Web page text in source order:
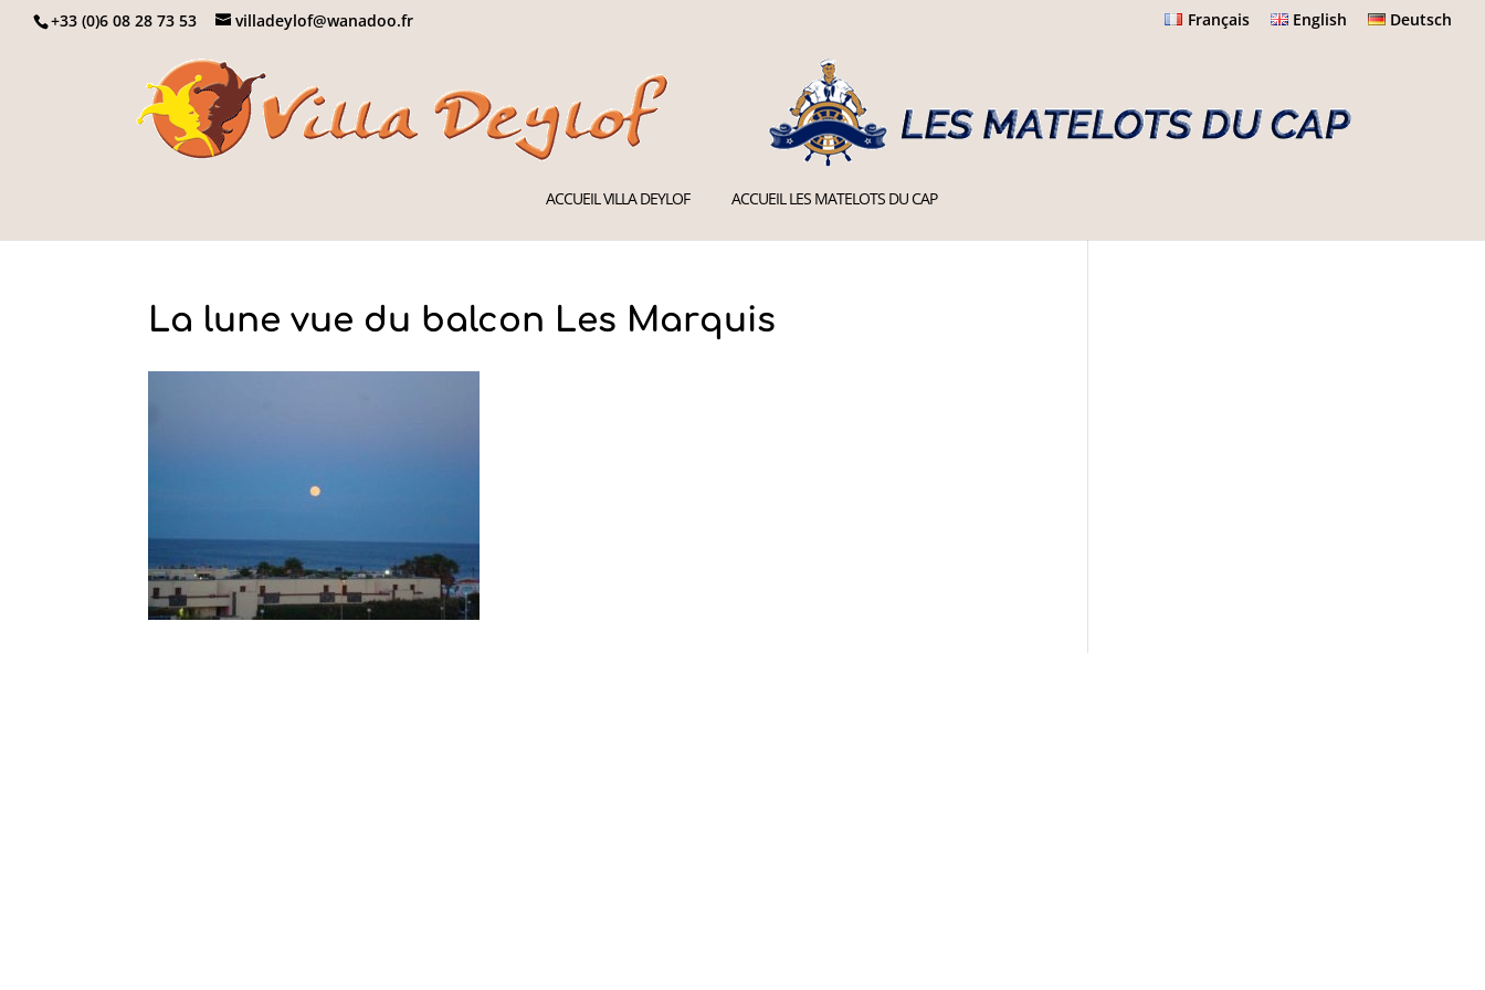
+33 (0)6 08 28 73 53 villadeylof@wanadoo.fr Français English Deutsch
ACCUEIL VILLA DEYLOF ACCUEIL LES MATELOTS DU CAP
La lune vue du balcon Les Marquis